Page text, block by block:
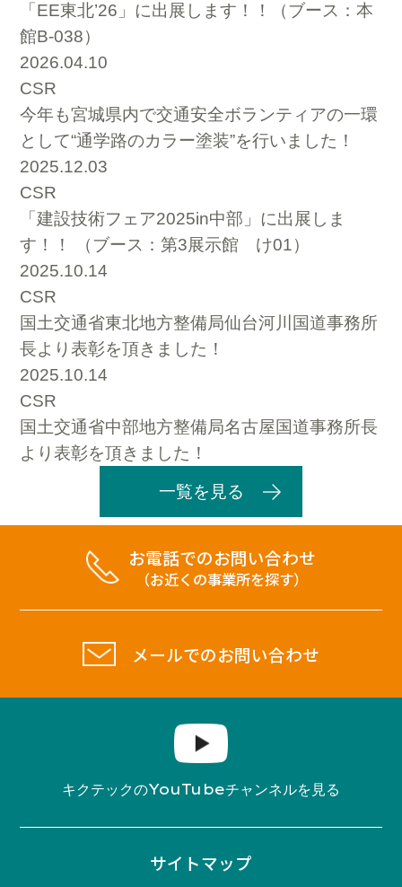
「EE東北’26」に出展します！！（ブース：本
館B-038）
2026.04.10
CSR
今年も宮城県内で交通安全ボランティアの一環
として“通学路のカラー塗装”を行いました！
2025.12.03
CSR
「建設技術フェア2025in中部」に出展しま
す！！ （ブース：第3展示館 け01）
2025.10.14
CSR
国土交通省東北地方整備局仙台河川国道事務所
長より表彰を頂きました！
2025.10.14
CSR
国土交通省中部地方整備局名古屋国道事務所長
より表彰を頂きました！
一覧を見る
お電話でのお問い合わせ
（お近くの事業所を探す）
メールでのお問い合わせ
キクテックのYouTubeチャンネルを見る
サイトマップ